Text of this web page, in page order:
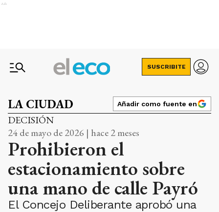
Ads
SUSCRIBITE
LA CIUDAD Añadir como fuente en
DECISIÓN
24 de mayo de 2026 | hace 2 meses
Prohibieron el
estacionamiento sobre
una mano de calle Payró
El Concejo Deliberante aprobó una